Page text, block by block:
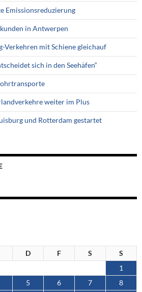
Emissionsreduzierung
in Antwerpen
Verkehren mit Schiene gleichauf
sich in den Seehäfen“
weiter im Plus
und Rotterdam gestartet
D F S
S
1
5 6 7
8